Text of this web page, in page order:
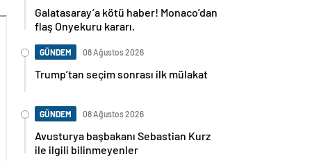
Galatasaray’a kötü haber! Monaco’dan
flaş Onyekuru kararı.
GÜNDEM 08 Ağustos 2026
Trump’tan seçim sonrası ilk mülakat
GÜNDEM 08 Ağustos 2026
Avusturya başbakanı Sebastian Kurz
ile ilgili bilinmeyenler